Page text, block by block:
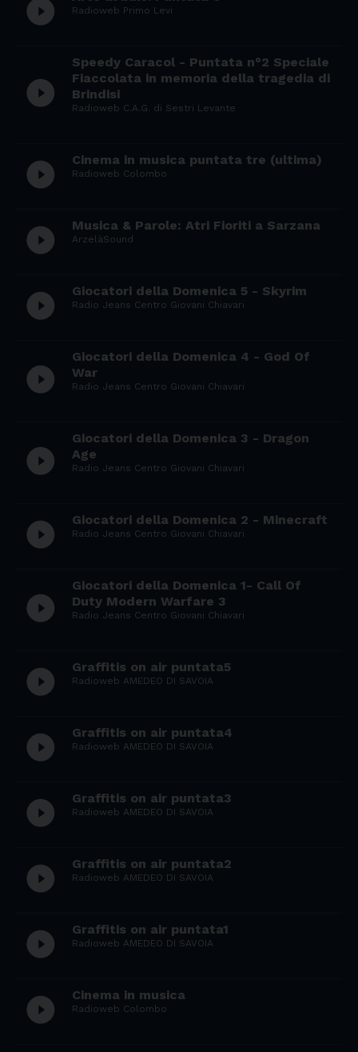
play_circle_filled Radioweb Primo Levi
play_circle_filled
Speedy Caracol - Puntata n°2 Speciale
Fiaccolata in memoria della tragedia di
Brindisi
Radioweb C.A.G. di Sestri Levante
play_circle_filled Cinema in musica puntata tre (ultima)
Radioweb Colombo
play_circle_filled Musica & Parole: Atri Fioriti a Sarzana
ArzelàSound
play_circle_filled Giocatori della Domenica 5 - Skyrim
Radio Jeans Centro Giovani Chiavari
play_circle_filled
Giocatori della Domenica 4 - God Of
War
Radio Jeans Centro Giovani Chiavari
play_circle_filled
Giocatori della Domenica 3 - Dragon
Age
Radio Jeans Centro Giovani Chiavari
play_circle_filled Giocatori della Domenica 2 - Minecraft
Radio Jeans Centro Giovani Chiavari
play_circle_filled
Giocatori della Domenica 1- Call Of
Duty Modern Warfare 3
Radio Jeans Centro Giovani Chiavari
play_circle_filled Graffitis on air puntata5
Radioweb AMEDEO DI SAVOIA
play_circle_filled Graffitis on air puntata4
Radioweb AMEDEO DI SAVOIA
play_circle_filled Graffitis on air puntata3
Radioweb AMEDEO DI SAVOIA
play_circle_filled Graffitis on air puntata2
Radioweb AMEDEO DI SAVOIA
play_circle_filled Graffitis on air puntata1
Radioweb AMEDEO DI SAVOIA
play_circle_filled Cinema in musica
Radioweb Colombo